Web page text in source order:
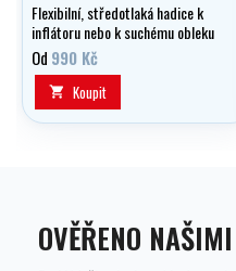
Flexibilní, středotlaká hadice k
inflátoru nebo k suchému obleku
s dvojitým vnějším opletem,
volitelně v délce 0,20 - 1,00 m.
Od 990 Kč
 Koupit
OVĚŘENO